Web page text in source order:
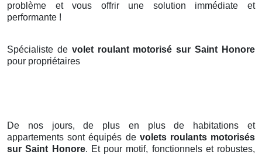
problème et vous offrir une solution immédiate et
performante !
Spécialiste de volet roulant motorisé sur Saint Honore
pour propriétaires
De nos jours, de plus en plus de habitations et
appartements sont équipés de volets roulants motorisés
sur Saint Honore. Et pour motif, fonctionnels et robustes,